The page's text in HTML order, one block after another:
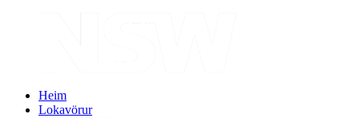
Heim
Lokavörur